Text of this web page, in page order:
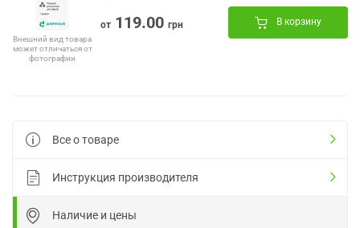
Внешний вид товара
может отличаться от
фотографии
от 119.00 грн В корзину
Все о товаре
Инструкция производителя
Наличие и цены